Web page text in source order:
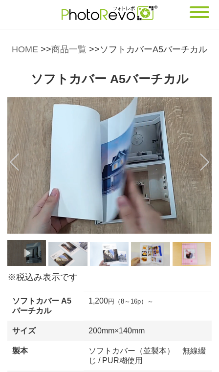
HOME >>商品一覧 >>ソフトカバーA5バーチカル
ソフトカバー A5バーチカル
※税込み表示です
ソフトカバー A5
バーチカル
1,200円（8～16p）～
サイズ 200mm×140mm
製本
ソフトカバー（並製本） 無線綴
じ / PUR糊使用